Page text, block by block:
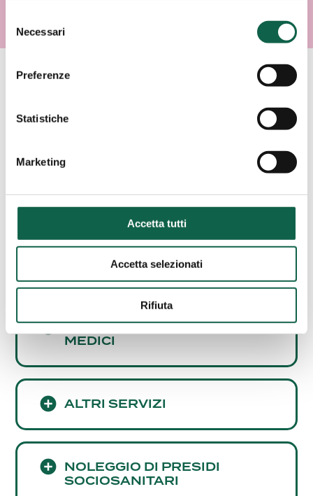
del
consenso
Necessari
Preferenze
Statistiche
Marketing
Accetta tutti
Accetta selezionati
Rifiuta
SCREENING
CARDIOVASCOLARE
CONSULENZE E SERVIZI
MEDICI
ALTRI SERVIZI
NOLEGGIO DI PRESIDI
SOCIOSANITARI